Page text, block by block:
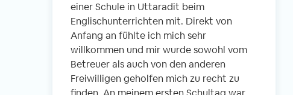
einer Schule in Uttaradit beim
Englischunterrichten mit. Direkt von
Anfang an fühlte ich mich sehr
willkommen und mir wurde sowohl vom
Betreuer als auch von den anderen
Freiwilligen geholfen mich zu recht zu